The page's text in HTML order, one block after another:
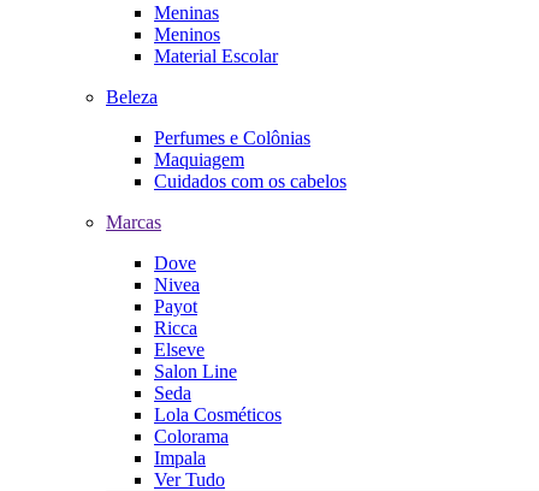
Meninas
Meninos
Material Escolar
Beleza
Perfumes e Colônias
Maquiagem
Cuidados com os cabelos
Marcas
Dove
Nivea
Payot
Ricca
Elseve
Salon Line
Seda
Lola Cosméticos
Colorama
Impala
Ver Tudo